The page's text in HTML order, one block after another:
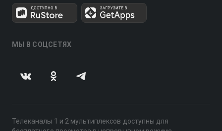
МЫ В СОЦСЕТЯХ
Телеканалы 1 и 2 мультиплексов доступны для